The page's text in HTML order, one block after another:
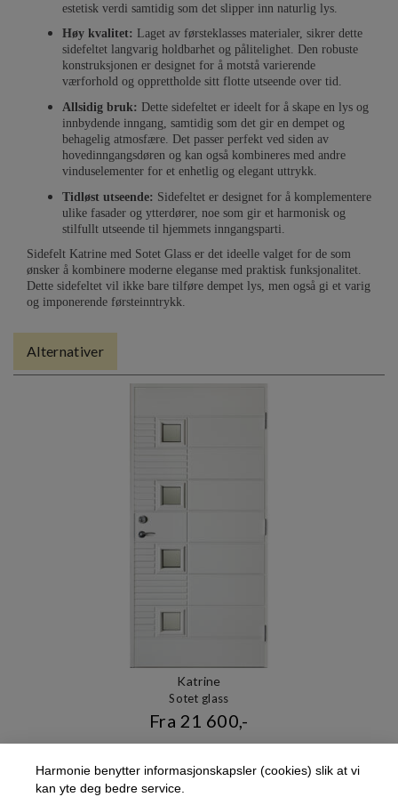
estetisk verdi samtidig som det slipper inn naturlig lys.
Høy kvalitet: Laget av førsteklasses materialer, sikrer dette
sidefeltet langvarig holdbarhet og pålitelighet. Den robuste
konstruksjonen er designet for å motstå varierende
værforhold og opprettholde sitt flotte utseende over tid.
Allsidig bruk: Dette sidefeltet er ideelt for å skape en lys og
innbydende inngang, samtidig som det gir en dempet og
behagelig atmosfære. Det passer perfekt ved siden av
hovedinngangsdøren og kan også kombineres med andre
vinduselementer for et enhetlig og elegant uttrykk.
Tidløst utseende: Sidefeltet er designet for å komplementere
ulike fasader og ytterdører, noe som gir et harmonisk og
stilfullt utseende til hjemmets inngangsparti.
Sidefelt Katrine med Sotet Glass er det ideelle valget for de som
ønsker å kombinere moderne eleganse med praktisk funksjonalitet.
Dette sidefeltet vil ikke bare tilføre dempet lys, men også gi et varig
og imponerende førsteinntrykk.
Alternativer
Katrine
Sotet glass
Fra 21 600,-
Harmonie benytter informasjonskapsler (cookies) slik at vi
kan yte deg bedre service.